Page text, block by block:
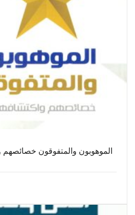
الموهوبون والمتفوقون خصائصهم